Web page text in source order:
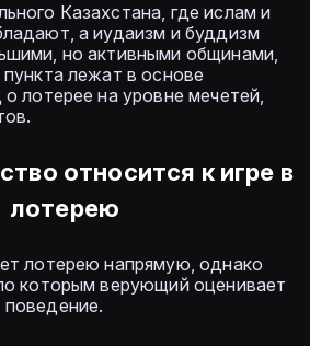
Казахстана, где ислам и
а иудаизм и буддизм
но активными общинами,
лежат в основе
лотерее на уровне мечетей,
относится к игре в
лотерею
лотерею напрямую, однако
которым верующий оценивает